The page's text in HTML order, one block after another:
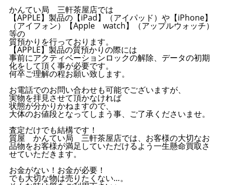
かんてい局 三軒茶屋店では
【APPLE】製品の【iPad】（アイパッド）や【iPhone】
（アイフォン）【Apple watch】（アップルウォッチ）
等の
質預かりを行っております。
【APPLE】製品の質預かりの際には
事前にアクティベーションロックの解除、データの初期
化をして頂く事が必要です。
何卒ご理解の程お願い致します。
お電話でのお問い合わせも可能でございますが、
実物を拝見させて頂かなければ
状態が分かりかねますので、
大体のお値段となってしまう事、ご了承くださいませ。
査定だけでも結構です！
質屋 かんてい局 三軒茶屋店では、お客様の大切なお
品物をお客様が満足していただけるよう一生懸命買取さ
せていただきます。
お金がない！お金が必要！
でも大切な物は売りたくない…。